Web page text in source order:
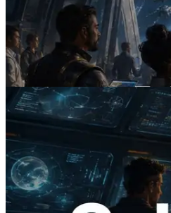
ERPC ra mắt
Mở ra thời đại AI
cầu cho API cần dùng
Đọc bài viết này